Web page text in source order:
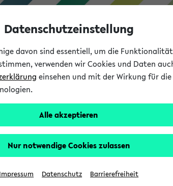
Datenschutzeinstellung
davon sind essentiell, um die
verwenden wir Cookies und Daten
einsehen und mit der Wirkung für
Alle akzeptieren
Nur notwendige Cookies zulassen
Impressum Datenschutz Barrierefreiheit